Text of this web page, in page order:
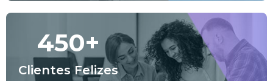
Clientes Felizes
450+